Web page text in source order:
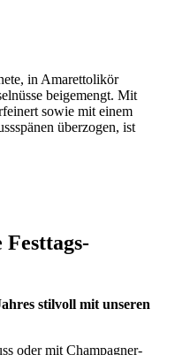
in Amarettolikör
beigemengt. Mit
sowie mit einem
überzogen, ist
Festtags-
stilvoll mit unseren
oder mit Champagner-